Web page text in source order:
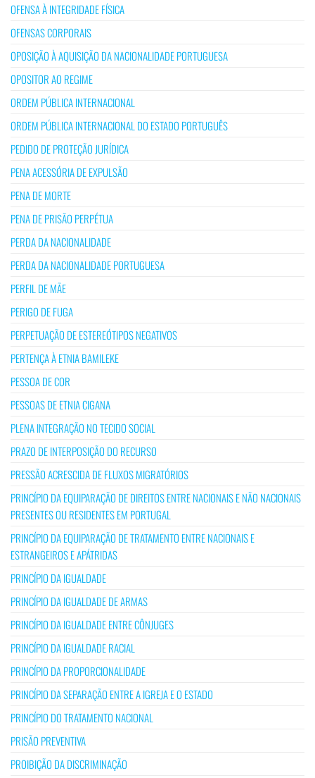
OFENSA À INTEGRIDADE FÍSICA
OFENSAS CORPORAIS
OPOSIÇÃO À AQUISIÇÃO DA NACIONALIDADE PORTUGUESA
OPOSITOR AO REGIME
ORDEM PÚBLICA INTERNACIONAL
ORDEM PÚBLICA INTERNACIONAL DO ESTADO PORTUGUÊS
PEDIDO DE PROTEÇÃO JURÍDICA
PENA ACESSÓRIA DE EXPULSÃO
PENA DE MORTE
PENA DE PRISÃO PERPÉTUA
PERDA DA NACIONALIDADE
PERDA DA NACIONALIDADE PORTUGUESA
PERFIL DE MÃE
PERIGO DE FUGA
PERPETUAÇÃO DE ESTEREÓTIPOS NEGATIVOS
PERTENÇA À ETNIA BAMILEKE
PESSOA DE COR
PESSOAS DE ETNIA CIGANA
PLENA INTEGRAÇÃO NO TECIDO SOCIAL
PRAZO DE INTERPOSIÇÃO DO RECURSO
PRESSÃO ACRESCIDA DE FLUXOS MIGRATÓRIOS
PRINCÍPIO DA EQUIPARAÇÃO DE DIREITOS ENTRE NACIONAIS E NÃO NACIONAIS
PRESENTES OU RESIDENTES EM PORTUGAL
PRINCÍPIO DA EQUIPARAÇÃO DE TRATAMENTO ENTRE NACIONAIS E
ESTRANGEIROS E APÁTRIDAS
PRINCÍPIO DA IGUALDADE
PRINCÍPIO DA IGUALDADE DE ARMAS
PRINCÍPIO DA IGUALDADE ENTRE CÔNJUGES
PRINCÍPIO DA IGUALDADE RACIAL
PRINCÍPIO DA PROPORCIONALIDADE
PRINCÍPIO DA SEPARAÇÃO ENTRE A IGREJA E O ESTADO
PRINCÍPIO DO TRATAMENTO NACIONAL
PRISÃO PREVENTIVA
PROIBIÇÃO DA DISCRIMINAÇÃO